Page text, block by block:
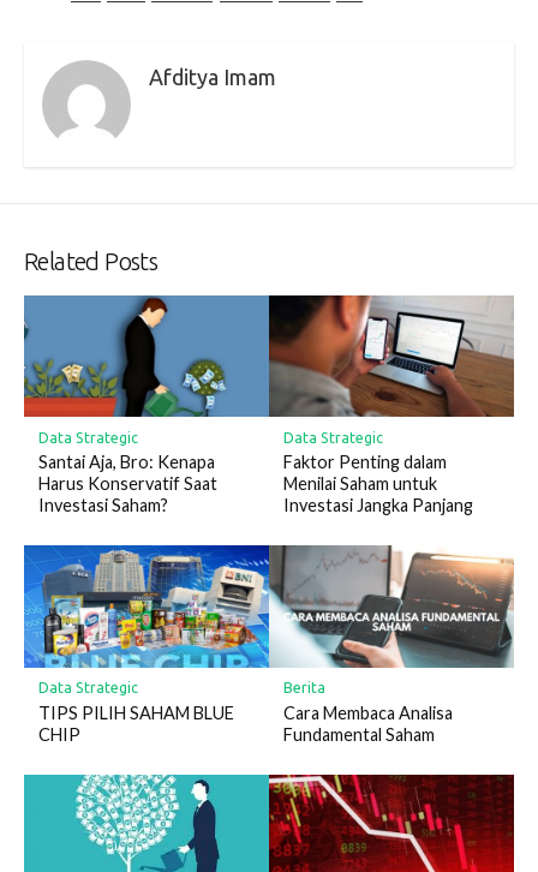
Afditya Imam
Related Posts
Data Strategic
Santai Aja, Bro: Kenapa
Harus Konservatif Saat
Investasi Saham?
Data Strategic
Faktor Penting dalam
Menilai Saham untuk
Investasi Jangka Panjang
Data Strategic
TIPS PILIH SAHAM BLUE
CHIP
Berita
Cara Membaca Analisa
Fundamental Saham